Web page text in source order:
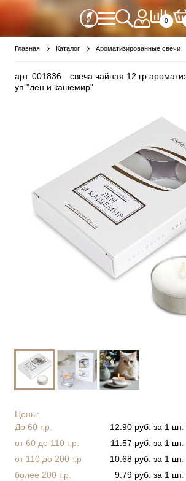
0
Главная Каталог Ароматизированные свечи
арт.001836
свеча чайная 12 гр
уп "лен и кашемир"
Цены:
До 60 т.р.
12.90 руб. за 1 шт.
от 60 до 110 т.р.
11.57 руб. за 1 шт.
от 110 до 200 т.р
10.68 руб. за 1 шт.
более 200 т.р.
9.79 руб. за 1 шт.